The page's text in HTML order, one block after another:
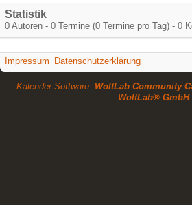
Statistik
0 Autoren - 0 Termine (0 Termine pro Tag) - 0
Impressum Datenschutzerklärung
Kalender-Software: WoltLab Community
WoltLab® GmbH